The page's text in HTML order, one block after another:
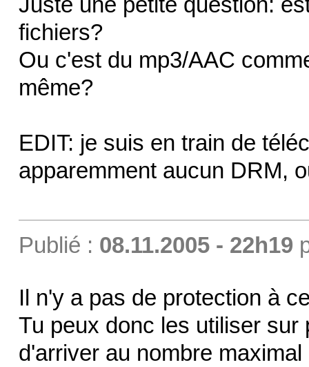
Juste une petite question:
fichiers?
Ou c'est du mp3/AAC
même?
EDIT: je suis en train de
apparemment aucun DRM,
Publié : 08.11.2005 - 22h19
Il n'y a pas de protection à
Tu peux donc les utiliser
d'arriver au nombre